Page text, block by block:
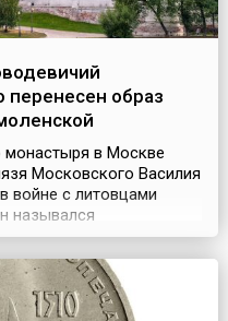
образ
монастыря в Москве
Московского Василия
войне с литовцами
назывался
представлял
крепостной стеной
7 августа 1525 года,
московского Кремля